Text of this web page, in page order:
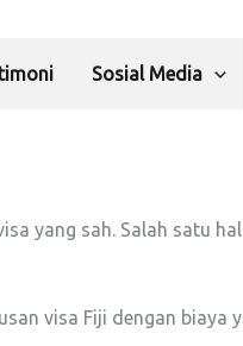
Sosial Media
yang sah. Salah satu
visa Fiji dengan biaya